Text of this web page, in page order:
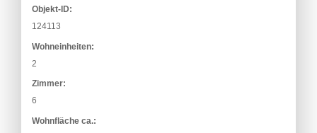
Objekt-ID:
124113
Wohneinheiten:
2
Zimmer:
6
Wohnfläche ca.: